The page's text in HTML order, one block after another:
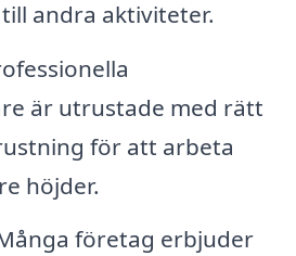
andra aktiviteter.
är utrustade med rätt
för att arbeta
höjder.
företag erbjuder